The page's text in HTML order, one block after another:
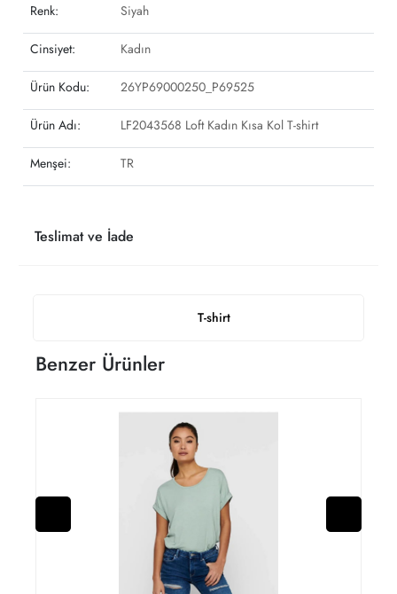
T-shirt
Renk: Siyah
Cinsiyet: Kadın
Ürün Kodu: 26YP69000250_P69525
Ürün Adı: LF2043568 Loft Kadın Kısa Kol T-shirt
Menşei: TR
Teslimat ve İade
Benzer Ürünler